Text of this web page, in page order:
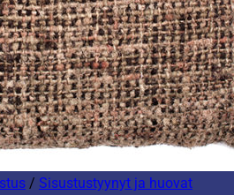
/ Sisustustyynyt ja huovat